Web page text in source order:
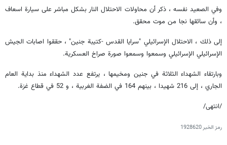
وفي الصعيد نفسه ، ذكر أن محاولات الاحتلال النار بشكل مباشر على سيارة اسعاف
، وأن سائقها نجا من موت محقق.
إلى ذلك ، الاحتلال الإسرائيلي "سرايا القدس -كتيبة جنين" ، حققوا اصابات الجيش
الإسرائيلي الإسرائيلي وسمعوا وسمعوا صورة صراخ العسكرية.
وبارتقاء الشهداء الثلاثة في جنين ومخيمها ، يرتفع عدد الشهداء منذ بداية العام
الجاري ، إلى 216 شهيدا ، بينهم 164 في الضفة الغربية ، و 52 في قطاع غزة.
/انتهى/
رمز الخبر1928620